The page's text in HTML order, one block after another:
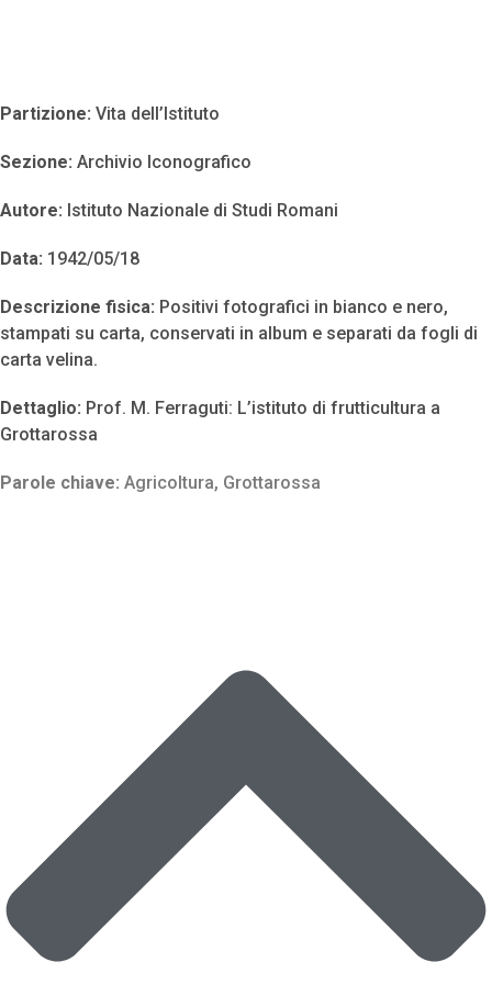
Partizione: Vita dell’Istituto
Sezione: Archivio Iconografico
Autore: Istituto Nazionale di Studi Romani
Data: 1942/05/18
Descrizione fisica: Positivi fotografici in bianco e nero,
stampati su carta, conservati in album e separati da fogli di
carta velina.
Dettaglio: Prof. M. Ferraguti: L’istituto di frutticultura a
Grottarossa
Parole chiave: Agricoltura, Grottarossa